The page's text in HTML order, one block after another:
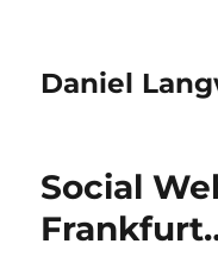
Daniel
Social